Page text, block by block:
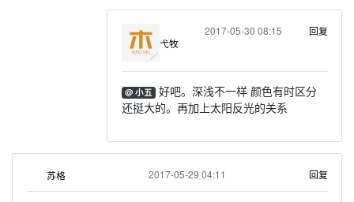
弋牧
2017-05-30 08:15 回复
@ 小五 好吧。深浅不一样 颜色有时区分
还挺大的。再加上太阳反光的关系
苏格 2017-05-29 04:11 回复